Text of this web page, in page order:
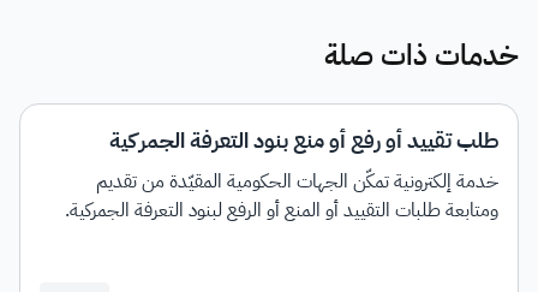
خدمات ذات صلة
طلب تقييد أو رفع أو منع بنود التعرفة الجمركية
خدمة إلكترونية تمكّن الجهات الحكومية المقيّدة من تقديم
ومتابعة طلبات التقييد أو المنع أو الرفع لبنود التعرفة الجمركية.